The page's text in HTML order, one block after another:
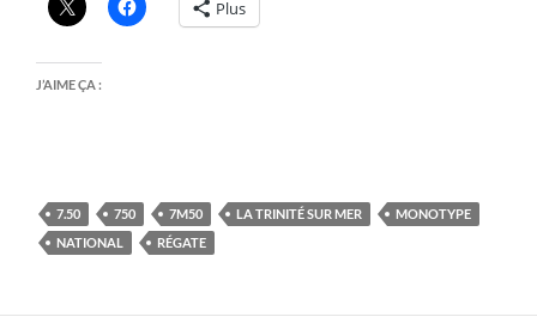
Plus
J’AIME ÇA :
7.50 750 7M50 LA TRINITÉ SUR MER
MONOTYPE
NATIONAL
RÉGATE